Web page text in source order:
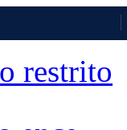
restrito